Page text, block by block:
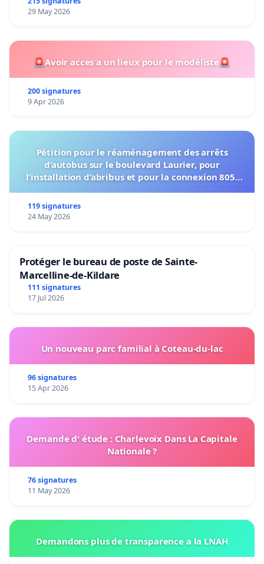
29 May 2026
🚨Avoir acces a un lieux pour le modéliste🚨
200 signatures
9 Apr 2026
Pétition pour le réaménagement des arrêts
d’autobus sur le boulevard Laurier, pour
l’installation d’abribus et pour la connexion 805-
119 signatures
24 May 2026
Protéger le bureau de poste de Sainte-
Marcelline-de-Kildare
111 signatures
17 Jul 2026
Un nouveau parc familial à Coteau-du-lac
96 signatures
15 Apr 2026
Demande d' étude : Charlevoix Dans La Capitale
Nationale ?
76 signatures
11 May 2026
Demandons plus de transparence a la LNAH